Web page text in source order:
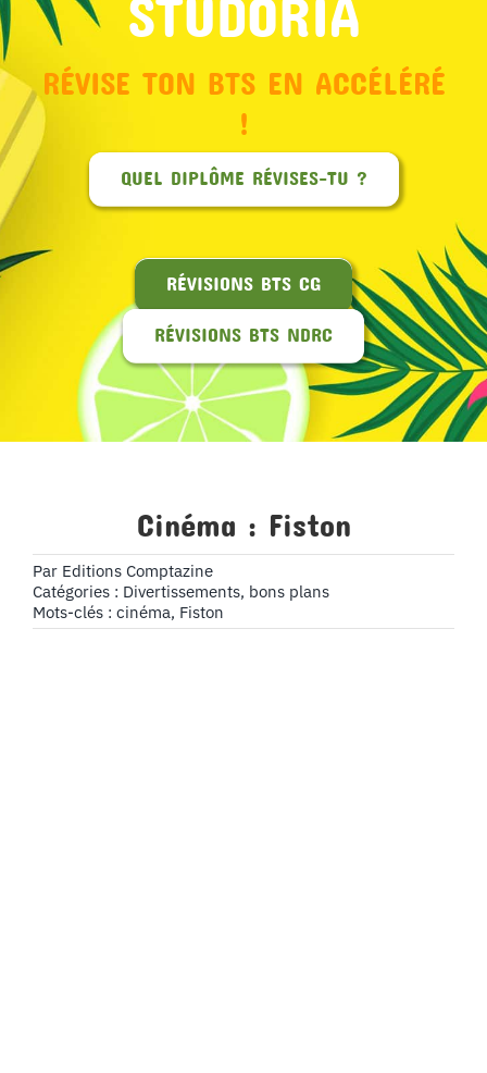
STUDORIA
RÉVISE TON BTS EN ACCÉLÉRÉ
!
QUEL DIPLÔME RÉVISES-TU ?
RÉVISIONS BTS CG
RÉVISIONS BTS NDRC
Cinéma : Fiston
Par Editions Comptazine
Catégories : Divertissements, bons plans
Mots-clés : cinéma, Fiston